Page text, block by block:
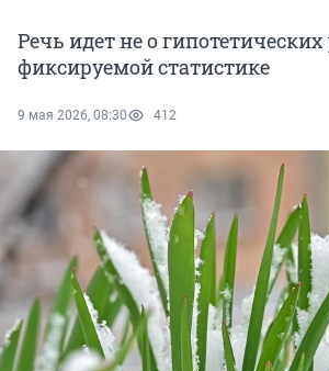
Речь идет не о гипотетических
фиксируемой статистике
9 мая 2026, 08:30 412